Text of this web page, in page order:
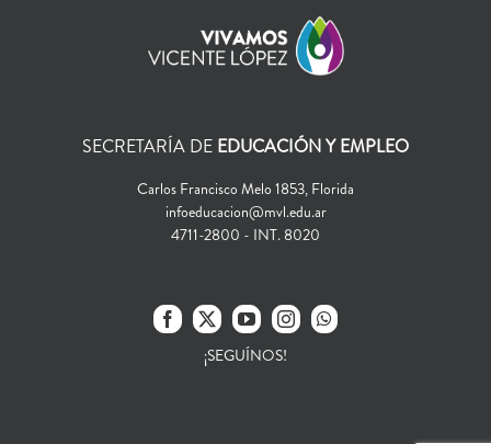
SECRETARÍA DE EDUCACIÓN Y EMPLEO
Carlos Francisco Melo 1853, Florida
infoeducacion@mvl.edu.ar
4711-2800 - INT. 8020
¡SEGUÍNOS!